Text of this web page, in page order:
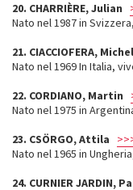
20. CHARRIÈRE, Julian
Nato nel 1987 in
21. CIACCIOFERA,
Nato nel 1969 In Italia,
22. CORDIANO, Martin
Nato nel 1975 in
23. CSÖRGO, Attila
Nato nel 1965 in
24. CURNIER JARDIN,